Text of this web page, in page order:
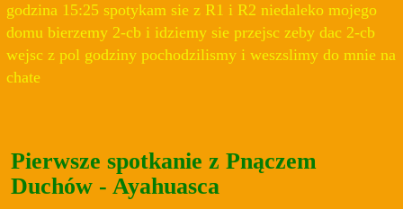
godzina 15:25 spotykam sie z R1 i R2 niedaleko mojego
domu bierzemy 2-cb i idziemy sie przejsc zeby dac 2-cb
wejsc z pol godziny pochodzilismy i weszslimy do mnie na
chate
Pierwsze spotkanie z Pnączem
Duchów - Ayahuasca